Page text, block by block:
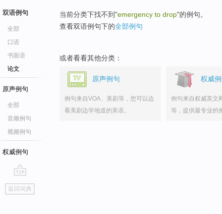
双语例句
全部
口语
书面语
论文
原声例句
全部
音频例句
视频例句
权威例句
go
top
返回词典
当前分类下找不到"emergency to drop"的例句。
查看双语例句下的全部例句
或者看看其他分类：
原声例句
例句来自VOA、美剧等，您可以边
看美剧边学地道的美语。
权威
例句来自权威英文
等，提供最专业的